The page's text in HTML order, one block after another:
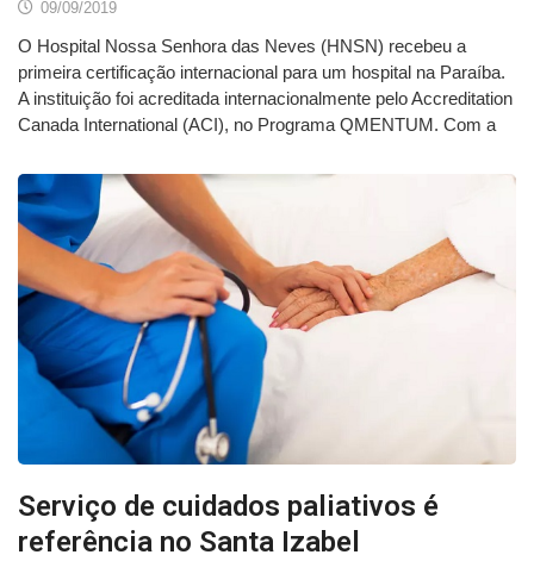
09/09/2019
O Hospital Nossa Senhora das Neves (HNSN) recebeu a
primeira certificação internacional para um hospital na Paraíba.
A instituição foi acreditada internacionalmente pelo Accreditation
Canada International (ACI), no Programa QMENTUM. Com a
Serviço de cuidados paliativos é
referência no Santa Izabel